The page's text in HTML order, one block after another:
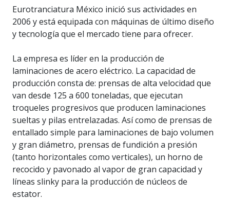
Eurotranciatura México inició sus actividades en
2006 y está equipada con máquinas de último diseño
y tecnología que el mercado tiene para ofrecer.
La empresa es líder en la producción de
laminaciones de acero eléctrico. La capacidad de
producción consta de: prensas de alta velocidad que
van desde 125 a 600 toneladas, que ejecutan
troqueles progresivos que producen laminaciones
sueltas y pilas entrelazadas. Así como de prensas de
entallado simple para laminaciones de bajo volumen
y gran diámetro, prensas de fundición a presión
(tanto horizontales como verticales), un horno de
recocido y pavonado al vapor de gran capacidad y
líneas slinky para la producción de núcleos de
estator.